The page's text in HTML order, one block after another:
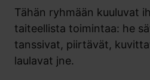
Tähän ryhmään kuuluvat
taiteellista toimintaa: he
tanssivat, piirtävät,
laulavat jne.